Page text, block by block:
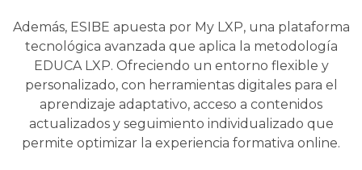
Además, ESIBE apuesta por My LXP, una plataforma
tecnológica avanzada que aplica la metodología
EDUCA LXP. Ofreciendo un entorno flexible y
personalizado, con herramientas digitales para el
aprendizaje adaptativo, acceso a contenidos
actualizados y seguimiento individualizado que
permite optimizar la experiencia formativa online.